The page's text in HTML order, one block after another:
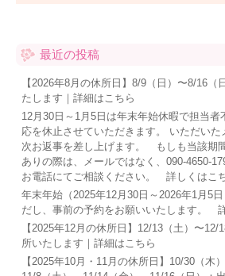
最近の投稿
【2026年8月の休所日】8/9（日）〜8/16（
たします｜詳細はこちら
12月30日～1月5日は年末年始休暇で担当
応を休止させていただきます。 いただい
次お返事を差し上げます。 もしも当該期
ありの際は、メールではなく、090-4650-
お電話にてご相談ください。 詳しくはこ
年末年始（2025年12月30日～2026年1月5
だし、事前の予約をお願いいたします。
【2025年12月の休所日】12/13（土）〜
所いたします｜詳細はこちら
【2025年10月・11月の休所日】10/30（木